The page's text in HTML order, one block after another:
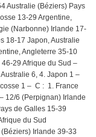
Australie (Béziers) Pays
13-29 Argentine,
(Narbonne) Irlande 17-
18-17 Japon, Australie
Angleterre 35-10
29 Afrique du Sud –
6, 4. Japon 1 –
1 – C : 1. France
12/6 (Perpignan) Irlande
de Galles 15-39
du Sud
Irlande 39-33